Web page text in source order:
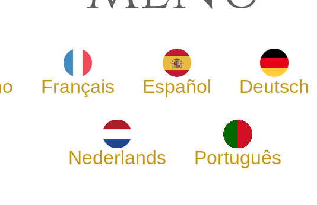
Français Español Deutsch
Nederlands Português